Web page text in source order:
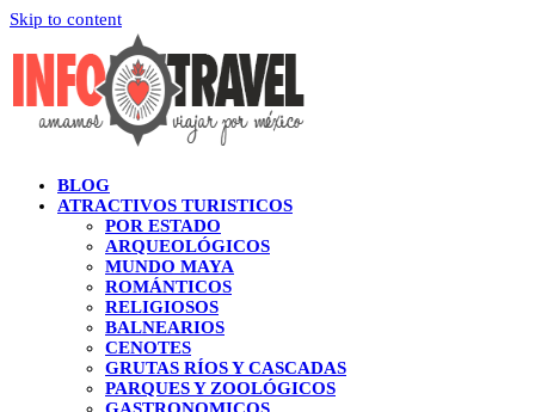
Skip to content
BLOG
ATRACTIVOS TURISTICOS
POR ESTADO
ARQUEOLÓGICOS
MUNDO MAYA
ROMÁNTICOS
RELIGIOSOS
BALNEARIOS
CENOTES
GRUTAS RÍOS Y CASCADAS
PARQUES Y ZOOLÓGICOS